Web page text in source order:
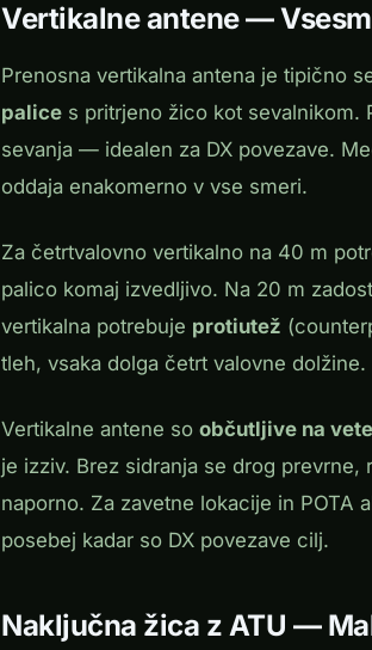
Vertikalne antene —
Prenosna vertikalna antena je tipično
palice s pritrjeno žico kot sevalnikom.
sevanja — idealen za DX povezave.
oddaja enakomerno v vse smeri.
Za četrtvalovno vertikalno na 40 m
palico komaj izvedljivo. Na 20 m
vertikalna potrebuje protiutež
tleh, vsaka dolga četrt valovne dolžine.
Vertikalne antene so občutljive na
je izziv. Brez sidranja se drog prevrne,
naporno. Za zavetne lokacije in POTA
posebej kadar so DX povezave cilj.
Naključna žica z ATU —